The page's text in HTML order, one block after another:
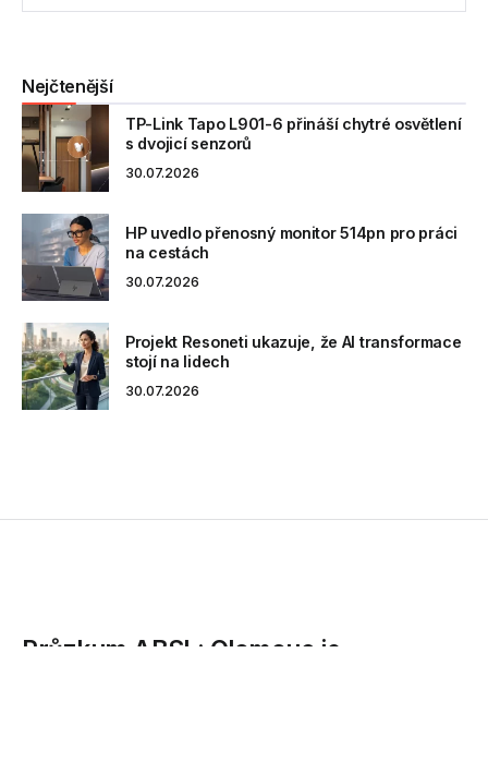
Nejčtenější
TP-Link Tapo L901-6 přináší chytré osvětlení
s dvojicí senzorů
30.07.2026
HP uvedlo přenosný monitor 514pn pro práci
na cestách
30.07.2026
Projekt Resoneti ukazuje, že AI transformace
stojí na lidech
30.07.2026
Průzkum ABSL: Olomouc je